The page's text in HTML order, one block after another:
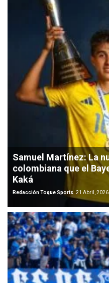
Samuel Martínez: La
colombiana que el
Kaká
Redacción Toque Sports 21 Abril, 2026